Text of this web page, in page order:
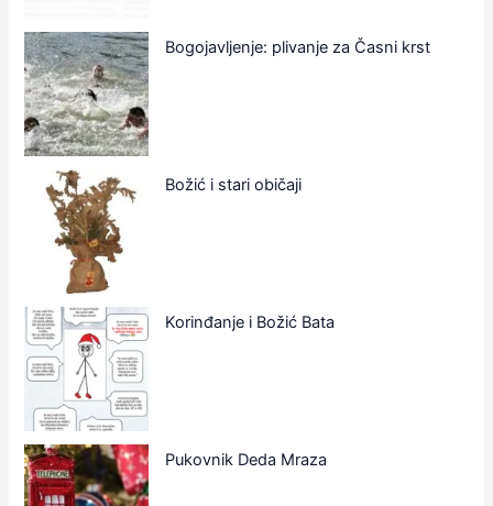
Bogojavljenje: plivanje za Časni krst
Božić i stari običaji
Korinđanje i Božić Bata
Pukovnik Deda Mraza